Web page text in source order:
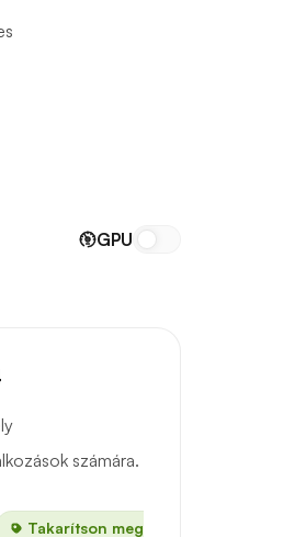
GPU
számára.
Takarítson meg